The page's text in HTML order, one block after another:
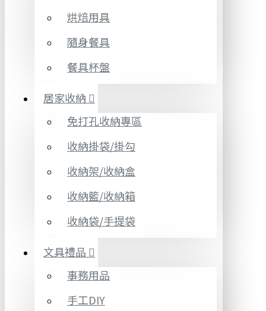
烘焙用具
隨身餐具
餐具杯盤
居家收納
免打孔收納專區
收納掛袋/掛勾
收納架/收納盒
收納籃/收納箱
收納袋/手提袋
文具禮品
事務用品
手工DIY